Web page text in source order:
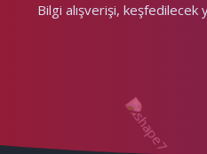
Bilgi alışverişi,